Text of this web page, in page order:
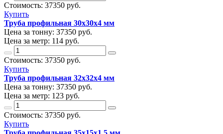
Стоимость: 37350 руб.
Купить
Труба профильная 30х30х4 мм
Цена за тонну: 37350 руб.
Цена за метр: 114 руб.
Стоимость: 37350 руб.
Купить
Труба профильная 32х32х4 мм
Цена за тонну: 37350 руб.
Цена за метр: 123 руб.
Стоимость: 37350 руб.
Купить